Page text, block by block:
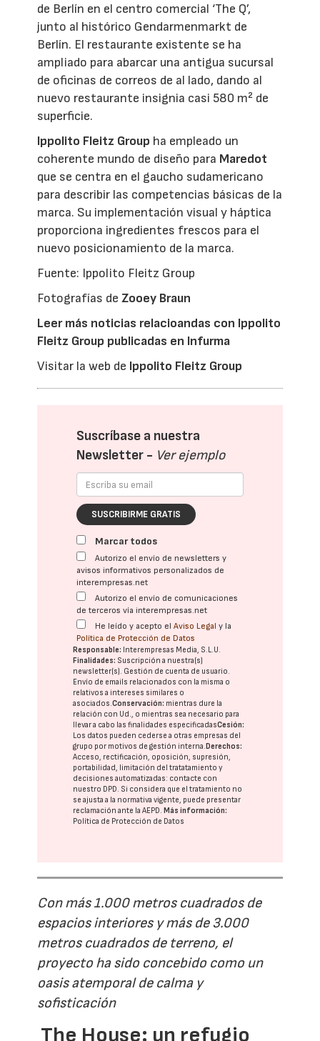
de Berlín en el centro comercial ‘The Q’,
junto al histórico Gendarmenmarkt de
Berlín. El restaurante existente se ha
ampliado para abarcar una antigua sucursal
de oficinas de correos de al lado, dando al
nuevo restaurante insignia casi 580 m² de
superficie.
Ippolito Fleitz Group ha empleado un
coherente mundo de diseño para Maredot
que se centra en el gaucho sudamericano
para describir las competencias básicas de la
marca. Su implementación visual y háptica
proporciona ingredientes frescos para el
nuevo posicionamiento de la marca.
Fuente: Ippolito Fleitz Group
Fotografías deZooey Braun
Leer más noticias relacioandas con Ippolito
Fleitz Group publicadas en Infurma
Visitar la web de Ippolito Fleitz Group
Suscríbase a nuestra
Newsletter - Ver ejemplo
SUSCRIBIRME GRATIS
Marcar todos
Autorizo el envío de newsletters y
avisos informativos personalizados de
interempresas.net
Autorizo el envío de comunicaciones
de terceros vía interempresas.net
He leído y acepto elAviso Legal y la
Política de Protección de Datos
Responsable: Interempresas Media, S.L.U.
Finalidades: Suscripción a nuestra(s)
newsletter(s). Gestión de cuenta de usuario.
Envío de emails relacionados con la misma o
relativos a intereses similares o
asociados.Conservación: mientras dure la
relación con Ud., o mientras sea necesario para
llevar a cabo las finalidades especificadasCesión:
Los datos pueden cederse a otras empresas del
grupo por motivos de gestión interna. Derechos:
Acceso, rectificación, oposición, supresión,
portabilidad, limitación del tratatamiento y
decisiones automatizadas: contacte con
nuestro DPD. Si considera que el tratamiento no
se ajusta a la normativa vigente, puede presentar
reclamación ante laAEPD. Más información:
Política de Protección de Datos
Con más 1.000 metros cuadrados de
espacios interiores y más de 3.000
metros cuadrados de terreno, el
proyecto ha sido concebido como un
oasis atemporal de calma y
sofisticación
The House: un refugio